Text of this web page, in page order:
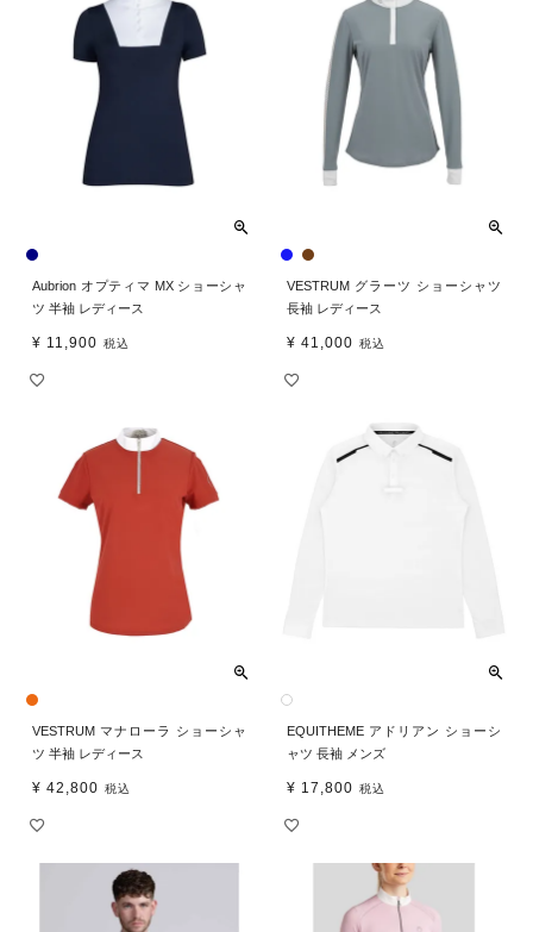
Aubrion オプティマ MX ショーシャ
ツ 半袖 レディース
¥ 11,900 税込
VESTRUM グラーツ ショーシャツ
長袖 レディース
¥ 41,000 税込
VESTRUM マナローラ ショーシャ
ツ 半袖 レディース
¥ 42,800 税込
EQUITHEME アドリアン ショーシ
ャツ 長袖 メンズ
¥ 17,800 税込